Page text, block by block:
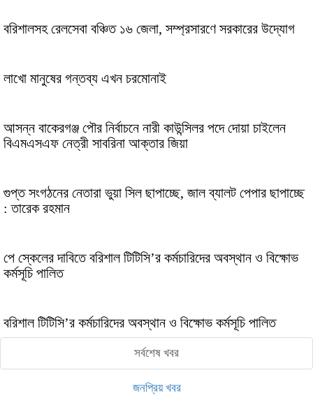
বরিশালসহ রেলসেবা বঞ্চিত ১৬ জেলা, সম্প্রসারণে সরকারের উদ্যোগ
লাখো মানুষের গন্তব্য এখন চরমোনাই
আসন্ন বাকেরগঞ্জ পৌর নির্বাচনে নারী কাউন্সিলর পদে দোয়া চাইলেন
বিএমএসএফ নেত্রী সাবরিনা আক্তার জিয়া
গুপ্ত সংগঠনের নেতারা ভুয়া সিল ছাপাচ্ছে, জাল ব্যালট পেপার ছাপাচ্ছে
: তারেক রহমান
পে স্কেলের দাবিতে বরিশাল টিটিসি’র কর্মচারিদের অবস্থান ও বিক্ষোভ
কর্মসূচি পালিত
বরিশাল টিটিসি’র কর্মচারিদের অবস্থান ও বিক্ষোভ কর্মসূচি পালিত
সর্বশেষ খবর
জনপ্রিয় খবর